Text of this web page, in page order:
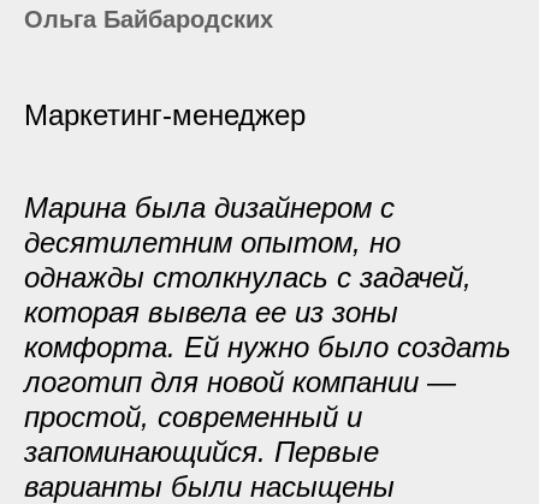
Ольга Байбародских
Маркетинг-менеджер
Марина была дизайнером с
десятилетним опытом, но
однажды столкнулась с задачей,
которая вывела ее из зоны
комфорта. Ей нужно было создать
логотип для новой компании —
простой, современный и
запоминающийся. Первые
варианты были насыщены